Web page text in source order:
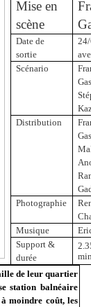
Mise en
scène
Date de
sortie
Scénario
Distribution
Photographie
Musique
Support &
durée
de leur quartier
station balnéaire
moindre coût, les